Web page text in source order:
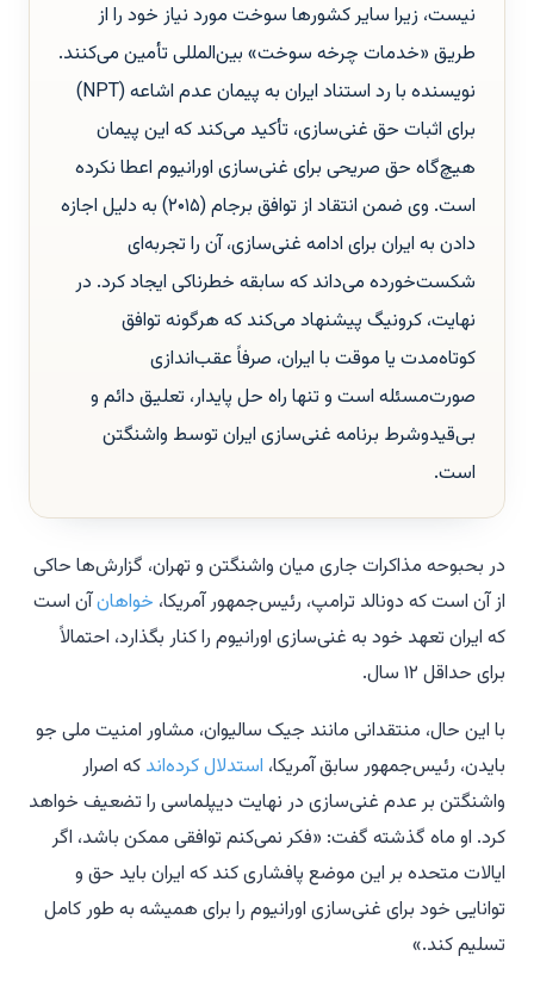
نیست، زیرا سایر کشورها سوخت مورد نیاز خود را از
طریق «خدمات چرخه سوخت» بین‌المللی تأمین می‌کنند.
نویسنده با رد استناد ایران به پیمان عدم اشاعه (NPT)
برای اثبات حق غنی‌سازی، تأکید می‌کند که این پیمان
هیچ‌گاه حق صریحی برای غنی‌سازی اورانیوم اعطا نکرده
است. وی ضمن انتقاد از توافق برجام (۲۰۱۵) به دلیل اجازه
دادن به ایران برای ادامه غنی‌سازی، آن را تجربه‌ای
شکست‌خورده می‌داند که سابقه خطرناکی ایجاد کرد. در
نهایت، کرونیگ پیشنهاد می‌کند که هرگونه توافق
کوتاه‌مدت یا موقت با ایران، صرفاً عقب‌اندازی
صورت‌مسئله است و تنها راه حل پایدار، تعلیق دائم و
بی‌قیدوشرط برنامه غنی‌سازی ایران توسط واشنگتن
است.
در بحبوحه مذاکرات جاری میان واشنگتن و تهران، گزارش‌ها حاکی
از آن است که دونالد ترامپ، رئیس‌جمهور آمریکا، خواهانآن است
که ایران تعهد خود به غنی‌سازی اورانیوم را کنار بگذارد، احتمالاً
برای حداقل ۱۲ سال.
با این حال، منتقدانی مانند جیک سالیوان، مشاور امنیت ملی جو
بایدن، رئیس‌جمهور سابق آمریکا، استدلال کرده‌اند که اصرار
واشنگتن بر عدم غنی‌سازی در نهایت دیپلماسی را تضعیف خواهد
کرد. او ماه گذشته گفت: «فکر نمی‌کنم توافقی ممکن باشد، اگر
ایالات متحده بر این موضع پافشاری کند که ایران باید حق و
توانایی خود برای غنی‌سازی اورانیوم را برای همیشه به طور کامل
تسلیم کند.»